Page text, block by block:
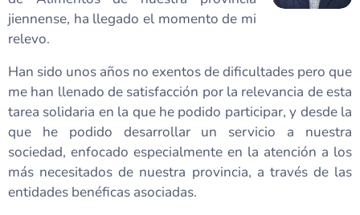
jiennense, ha llegado el momento de mi
relevo.
Han sido unos años no exentos de dificultades pero que
me han llenado de satisfacción por la relevancia de esta
tarea solidaria en la que he podido participar, y desde la
que he podido desarrollar un servicio a nuestra
sociedad, enfocado especialmente en la atención a los
más necesitados de nuestra provincia, a través de las
entidades benéficas asociadas.